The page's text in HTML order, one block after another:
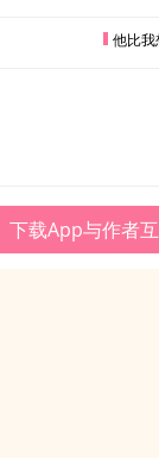
他比
下载App与作者